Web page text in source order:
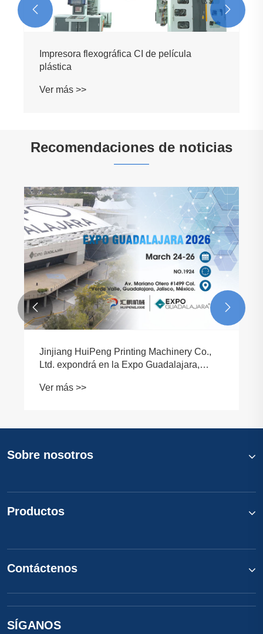
 
Recomendaciones de noticias
¿Qué es una imprenta flexográfica CI?
Comprender la tecnología central detrás de
Ver más >>
 
Sobre nosotros
Productos
Contáctenos
SÍGANOS